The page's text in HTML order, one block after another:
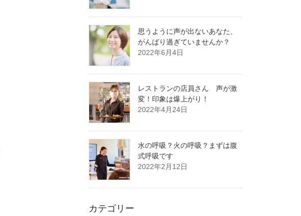
思うように声が出ないあなた、
がんばり過ぎていませんか？
2022年6月4日
レストランの店員さん 声が激
変！印象は爆上がり！
2022年4月24日
水の呼吸？火の呼吸？まずは腹
式呼吸です
2022年2月12日
カテゴリー